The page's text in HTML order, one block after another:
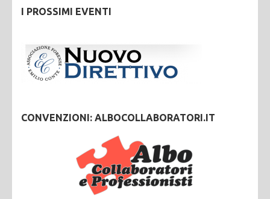
I PROSSIMI EVENTI
CONVENZIONI: ALBOCOLLABORATORI.IT